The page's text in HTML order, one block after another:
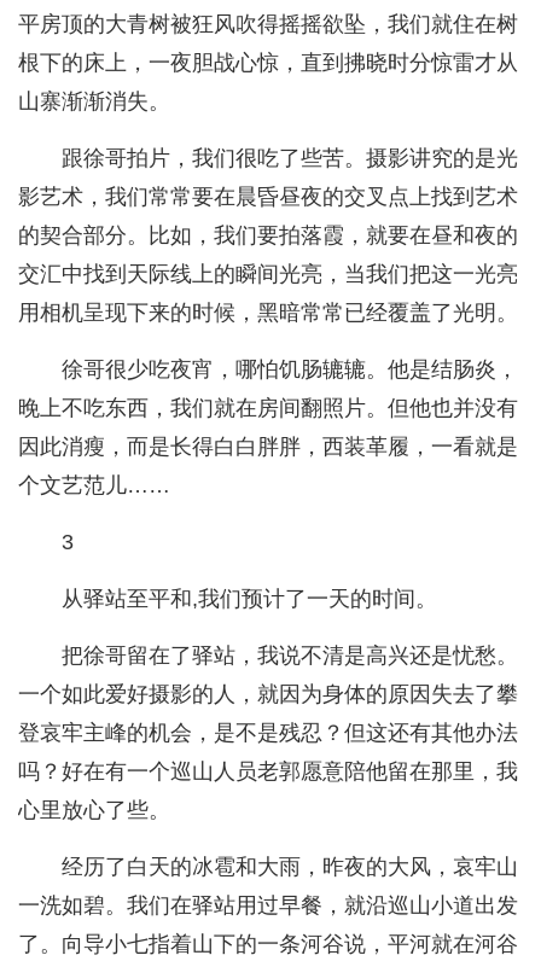
平房顶的大青树被狂风吹得摇摇欲坠，我们就住在树
根下的床上，一夜胆战心惊，直到拂晓时分惊雷才从
山寨渐渐消失。
跟徐哥拍片，我们很吃了些苦。摄影讲究的是光
影艺术，我们常常要在晨昏昼夜的交叉点上找到艺术
的契合部分。比如，我们要拍落霞，就要在昼和夜的
交汇中找到天际线上的瞬间光亮，当我们把这一光亮
用相机呈现下来的时候，黑暗常常已经覆盖了光明。
徐哥很少吃夜宵，哪怕饥肠辘辘。他是结肠炎，
晚上不吃东西，我们就在房间翻照片。但他也并没有
因此消瘦，而是长得白白胖胖，西装革履，一看就是
个文艺范儿……
3
从驿站至平和,我们预计了一天的时间。
把徐哥留在了驿站，我说不清是高兴还是忧愁。
一个如此爱好摄影的人，就因为身体的原因失去了攀
登哀牢主峰的机会，是不是残忍？但这还有其他办法
吗？好在有一个巡山人员老郭愿意陪他留在那里，我
心里放心了些。
经历了白天的冰雹和大雨，昨夜的大风，哀牢山
一洗如碧。我们在驿站用过早餐，就沿巡山小道出发
了。向导小七指着山下的一条河谷说，平河就在河谷